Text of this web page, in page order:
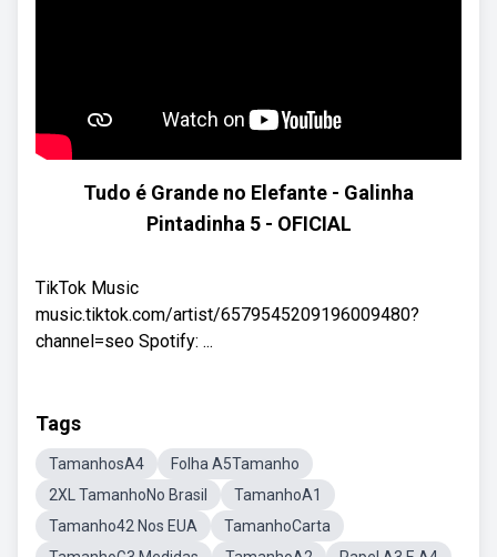
Tudo é Grande no Elefante - Galinha
Pintadinha 5 - OFICIAL
TikTok Music
music.tiktok.com/artist/6579545209196009480?
channel=seo Spotify: ...
Tags
TamanhosA4
Folha A5Tamanho
2XL TamanhoNo Brasil
TamanhoA1
Tamanho42 Nos EUA
TamanhoCarta